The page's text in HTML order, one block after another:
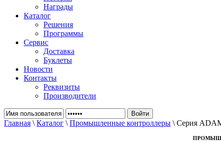
Награды
Каталог
Решения
Программы
Сервис
Доставка
Буклеты
Новости
Контакты
Реквизиты
Производители
Главная \ Каталог \ Промышленные контроллеры \ Серия